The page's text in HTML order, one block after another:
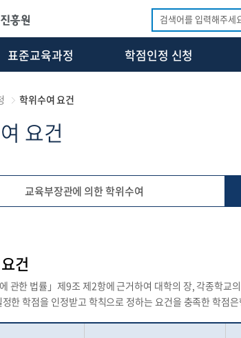
표준교육과정 학점인정 신청
학위수여 요건
요건
교육부장관에 의한 학위수여
건
에 관한 법률」제9조 제2항에 근거하여 대학의 장, 각종학
한 학점을 인정받고 학칙으로 정하는 요건을 충족한 학점